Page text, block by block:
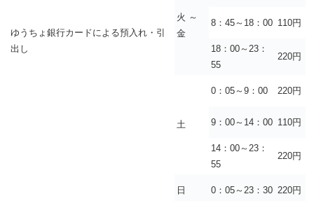
ゆうちょ銀行カードによる預入れ・引
出し
火 ～
金
8：45～18：00 110円
18：00～23：
55
220円
土
0：05～9：00 220円
9：00～14：00 110円
14：00～23：
55
220円
日 0：05～23：30 220円